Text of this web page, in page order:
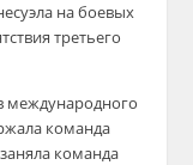
на боевых
третьего
международного
команда
команда